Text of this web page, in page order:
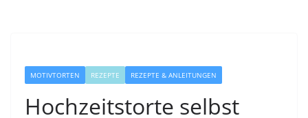
MOTIVTORTEN REZEPTE REZEPTE & ANLEITUNGEN
Hochzeitstorte selbst